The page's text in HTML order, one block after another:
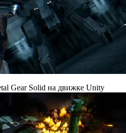
Gear Solid на движке Unity